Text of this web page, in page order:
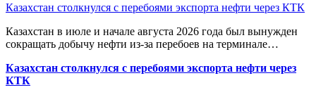
Казахстан столкнулся с перебоями экспорта нефти через КТК
Казахстан в июле и начале августа 2026 года был вынужден
сокращать добычу нефти из-за перебоев на терминале…
Казахстан столкнулся с перебоями экспорта нефти через
КТК